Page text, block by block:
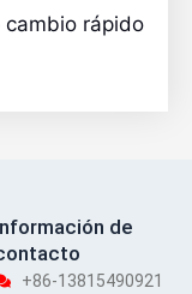
rápido
de
+86-13815490921